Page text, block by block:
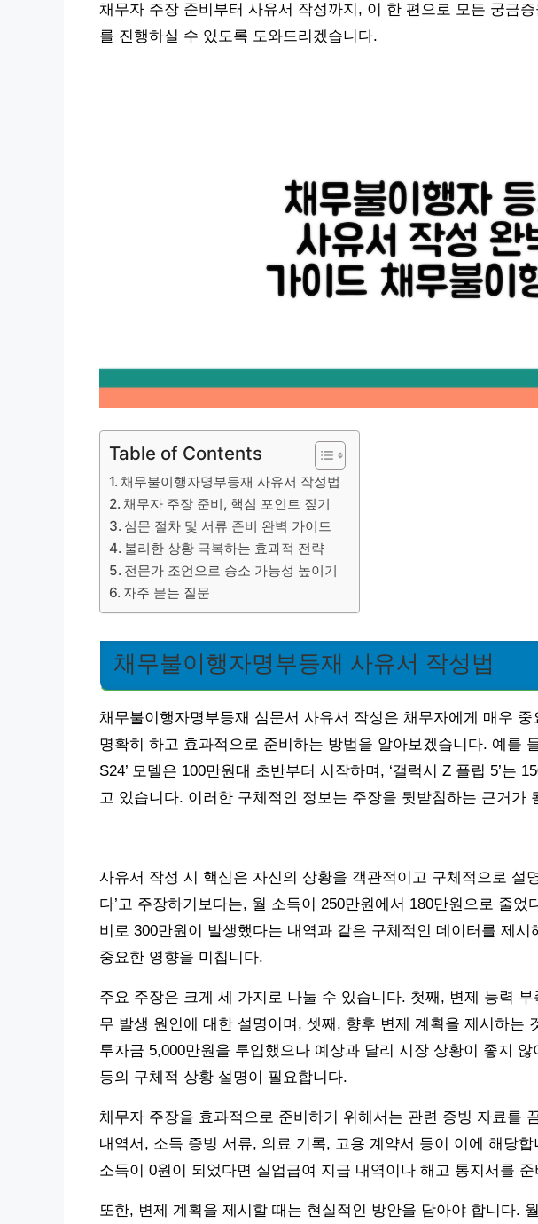
채무자 주장 준비부터 사유서 작성까지, 이 한 편으로 모든 궁금
를 진행하실 수 있도록 도와드리겠습니다.
Table of Contents
채무불이행자명부등재 사유서 작성법
채무자 주장 준비, 핵심 포인트 짚기
심문 절차 및 서류 준비 완벽 가이드
불리한 상황 극복하는 효과적 전략
전문가 조언으로 승소 가능성 높이기
자주 묻는 질문
채무불이행자명부등재 사유서 작성법
채무불이행자명부등재 심문서 사유서 작성은 채무자에게 매우
명확히 하고 효과적으로 준비하는 방법을 알아보겠습니다. 예를
S24’ 모델은 100만원대 초반부터 시작하며, ‘갤럭시 Z 플립 5’는
고 있습니다. 이러한 구체적인 정보는 주장을 뒷받침하는 근거가
사유서 작성 시 핵심은 자신의 상황을 객관적이고 구체적으로 설
다’고 주장하기보다는, 월 소득이 250만원에서 180만원으로 줄
비로 300만원이 발생했다는 내역과 같은 구체적인 데이터를 제시
중요한 영향을 미칩니다.
주요 주장은 크게 세 가지로 나눌 수 있습니다. 첫째, 변제 능력
무 발생 원인에 대한 설명이며, 셋째, 향후 변제 계획을 제시하는
투자금 5,000만원을 투입했으나 예상과 달리 시장 상황이 좋지
등의 구체적 상황 설명이 필요합니다.
채무자 주장을 효과적으로 준비하기 위해서는 관련 증빙 자료를
내역서, 소득 증빙 서류, 의료 기록, 고용 계약서 등이 이에 해당
소득이 0원이 되었다면 실업급여 지급 내역이나 해고 통지서를
또한, 변제 계획을 제시할 때는 현실적인 방안을 담아야 합니다.